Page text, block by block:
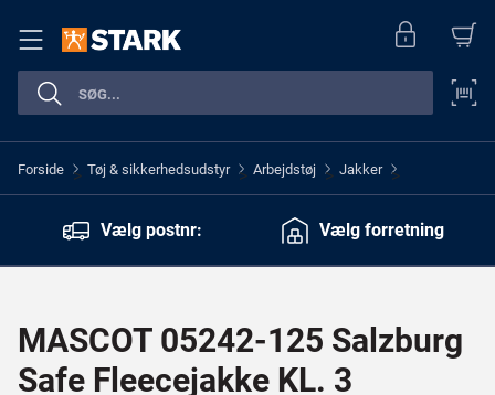
Forside > Tøj & sikkerhedsudstyr > Arbejdstøj > Jakker >
Vælg postnr: Vælg forretning
MASCOT 05242-125 Salzburg
Safe Fleecejakke KL. 3